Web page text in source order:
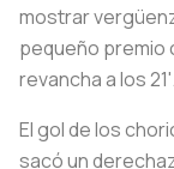
mostrar
pequeño premio
revancha a los 21'.
El gol de los
sacó un